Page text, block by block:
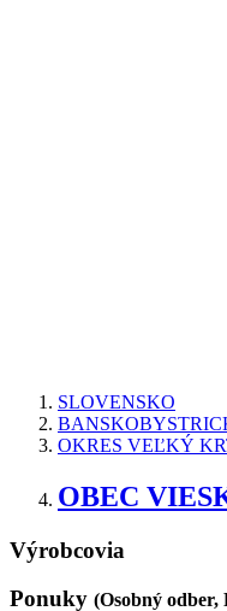
SLOVENSKO
OKRES VEĽKÝ
OBEC
Výrobcovia
Ponuky (Osobný odber,